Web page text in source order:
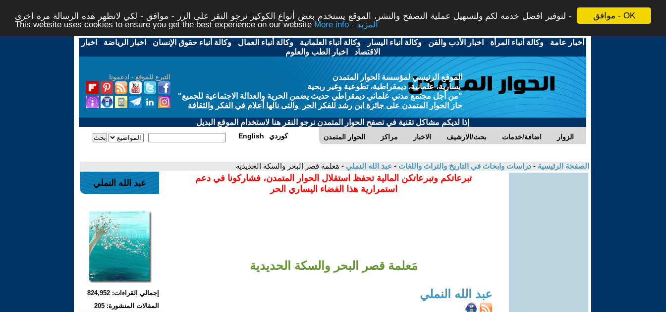
موافق - OK
لتوفير افضل خدمة لكم ولتسهيل عملية التصفح والنشر، الموقع يستخدم بعض أنواع الكوكيز نرجو النقر على الزر - موافق - لكي لاتظهر هذه الرسالة مرة اخرى -
This website uses cookies to ensure you get the best experience on our website
More info - المزيد
أخبار عامة -وكالة أنباء المرأة - اخبار الأدب والفن -وكالة أنباء اليسار -وكالة أنباء العلمانية -وكالة أنباء العمال -وكالة أنباء حقوق الإنسان - اخبار الرياضة - اخبار
الاقتصاد - اخبار الطب والعلوم
التبرع للموقع - ادعمونا
الموقع الرئيسي لمؤسسة الحوار المتمدن
يسارية، علمانية، ديمقراطية، تطوعية وغير ربحية
"من أجل مجتمع مدني علماني ديمقراطي حديث يضمن الحرية والعدالة الاجتماعية للجميع"
حاز الحوار المتمدن على جائزة ابن رشد للفكر الحر والتى نالها أعلام في الفكر والثقافة
إذا لديكم مشاكل تقنية في تصفح الحوار المتمدن نرجو النقر هنا لاستخدام الموقع البديل
الحوار المتمدن مراكز الاخبار بحث/الارشيف اضافة/خدمات الزوار English كوردي
الصفحة الرئيسية - دراسات وابحاث في التاريخ والتراث واللغات - عبد الله النملي - مَعلمة قصر البحر والسكة الحديدية
تبرعاتكم وتبرعاتكن المالية تحفظ استقلال الحوار المتمدن، فشاركونا في دعم
استمرارية هذا الفضاء اليساري الحر
مَعلمة قصر البحر والسكة الحديدية
عبد الله النملي
عبد الله النملي
إجمالي القراءات: 824,952
المقالات المنشورة: 205